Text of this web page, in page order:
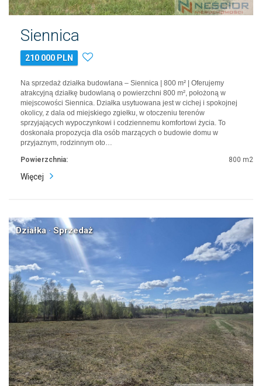
Siennica
210 000 PLN
Na sprzedaż działka budowlana – Siennica | 800 m² | Oferujemy
atrakcyjną działkę budowlaną o powierzchni 800 m², położoną w
miejscowości Siennica. Działka usytuowana jest w cichej i spokojnej
okolicy, z dala od miejskiego zgiełku, w otoczeniu terenów
sprzyjających wypoczynkowi i codziennemu komfortowi życia. To
doskonała propozycja dla osób marzących o budowie domu w
przyjaznym, rodzinnym oto…
Powierzchnia: 800 m2
Więcej
Działka · Sprzedaż